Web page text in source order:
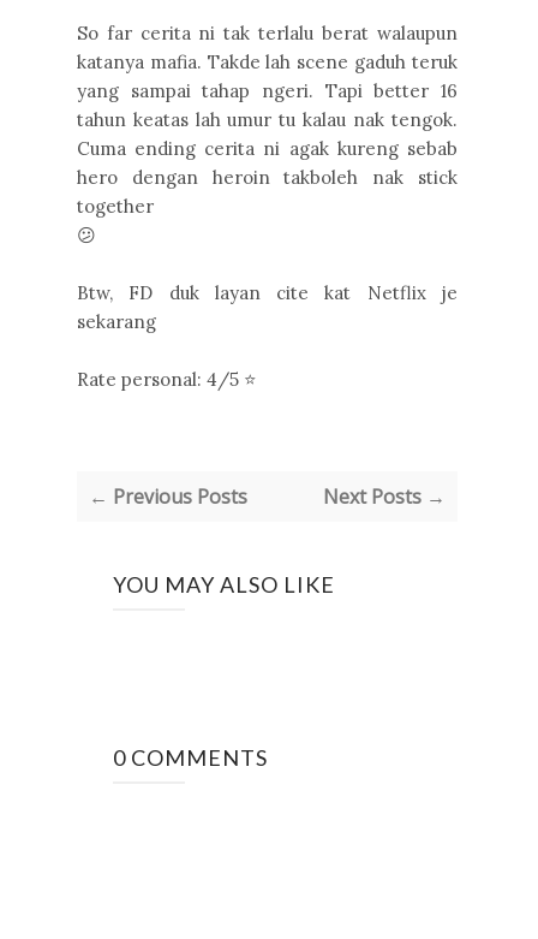
So far cerita ni tak terlalu berat walaupun
katanya mafia. Takde lah scene gaduh teruk
yang sampai tahap ngeri. Tapi better 16
tahun keatas lah umur tu kalau nak tengok.
Cuma ending cerita ni agak kureng sebab
hero dengan heroin takboleh nak stick
together
😕
Btw, FD duk layan cite kat Netflix je
sekarang
Rate personal: 4/5 ⭐
← Previous Posts Next Posts →
YOU MAY ALSO LIKE
0 COMMENTS